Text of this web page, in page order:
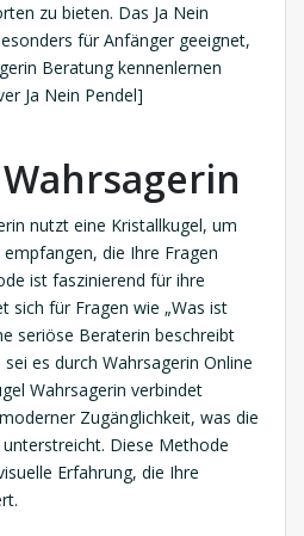
zu bieten. Das Ja Nein
für Anfänger geeignet,
Beratung kennenlernen
Ja Nein Pendel]
nutzt eine Kristallkugel, um
die Ihre Fragen
ist faszinierend für ihre
sich für Fragen wie „Was ist
seriöse Beraterin beschreibt
es durch Wahrsagerin Online
Wahrsagerin verbindet
Zugänglichkeit, was die
Diese Methode
Erfahrung, die Ihre